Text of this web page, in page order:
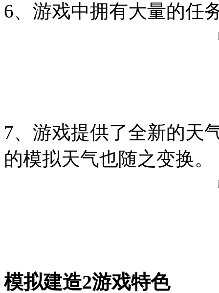
6、游戏中拥有大量的任
7、游戏提供了全新的天
的模拟天气也随之变换。
模拟建造2游戏特色